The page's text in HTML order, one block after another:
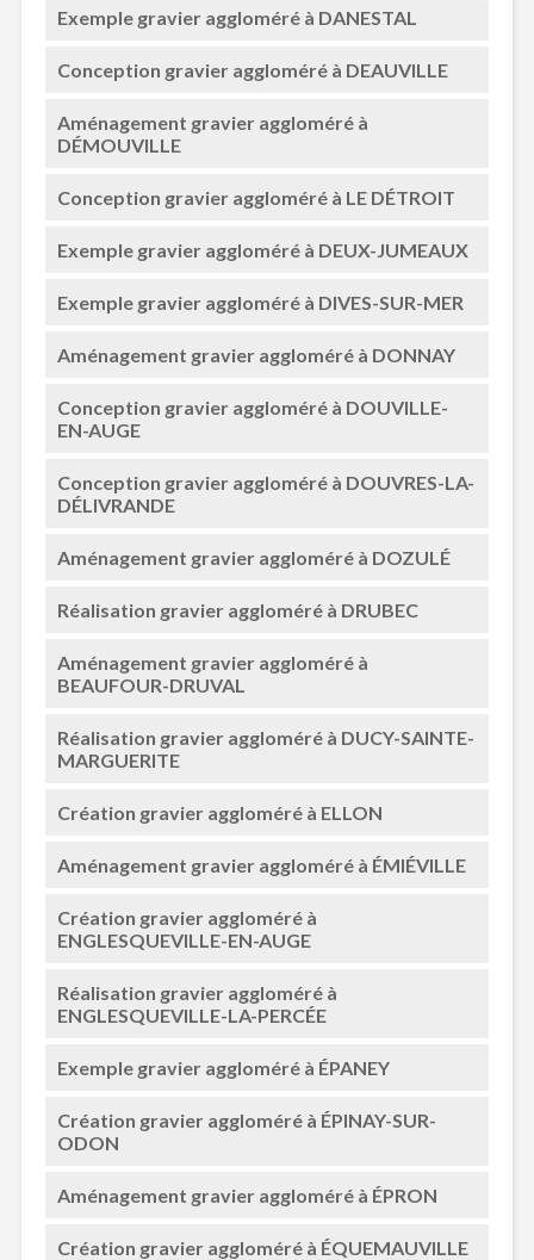
Exemple gravier aggloméré à DANESTAL
Conception gravier aggloméré à DEAUVILLE
Aménagement gravier aggloméré à
DÉMOUVILLE
Conception gravier aggloméré à LE DÉTROIT
Exemple gravier aggloméré à DEUX-JUMEAUX
Exemple gravier aggloméré à DIVES-SUR-MER
Aménagement gravier aggloméré à DONNAY
Conception gravier aggloméré à DOUVILLE-
EN-AUGE
Conception gravier aggloméré à DOUVRES-LA-
DÉLIVRANDE
Aménagement gravier aggloméré à DOZULÉ
Réalisation gravier aggloméré à DRUBEC
Aménagement gravier aggloméré à
BEAUFOUR-DRUVAL
Réalisation gravier aggloméré à DUCY-SAINTE-
MARGUERITE
Création gravier aggloméré à ELLON
Aménagement gravier aggloméré à ÉMIÉVILLE
Création gravier aggloméré à
ENGLESQUEVILLE-EN-AUGE
Réalisation gravier aggloméré à
ENGLESQUEVILLE-LA-PERCÉE
Exemple gravier aggloméré à ÉPANEY
Création gravier aggloméré à ÉPINAY-SUR-
ODON
Aménagement gravier aggloméré à ÉPRON
Création gravier aggloméré à ÉQUEMAUVILLE